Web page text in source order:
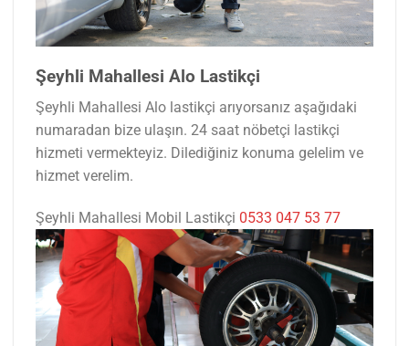
Şeyhli Mahallesi Alo Lastikçi
Şeyhli Mahallesi Alo lastikçi arıyorsanız aşağıdaki
numaradan bize ulaşın. 24 saat nöbetçi lastikçi
hizmeti vermekteyiz. Dilediğiniz konuma gelelim ve
hizmet verelim.
Şeyhli Mahallesi Mobil Lastikçi 0533 047 53 77